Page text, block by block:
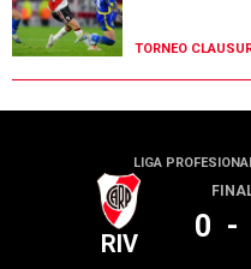
TORNEO
LIGA
RIV 0 -